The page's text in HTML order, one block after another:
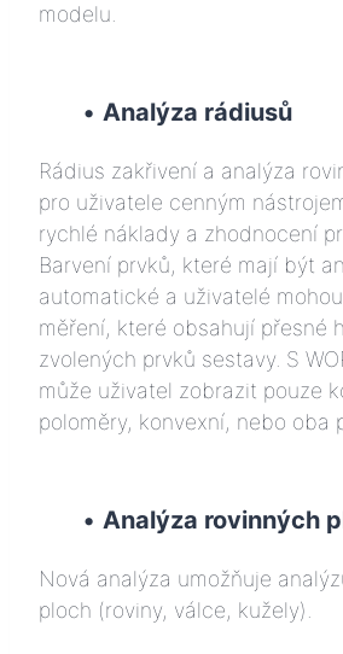
modelu.
• Analýza rádiusů
Rádius zakřivení a analýza
pro uživatele cenným
rychlé náklady a zhodnocení
Barvení prvků, které mají být
automatické a uživatelé
měření, které obsahují přesné
zvolených prvků sestavy. S
může uživatel zobrazit pouze
poloměry, konvexní, nebo oba
• Analýza rovinných
Nová analýza umožňuje
ploch (roviny, válce, kužely).